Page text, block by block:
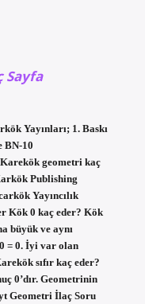
Sayfa
Yayınları; 1. Baskı
BN-10
geometri kaç
Publishing
Yayıncılık
Kök 0 kaç eder? Kök
büyük ve aynı
= 0. İyi var olan
sıfır kaç eder?
0’dır. Geometrinin
Geometri İlaç Soru